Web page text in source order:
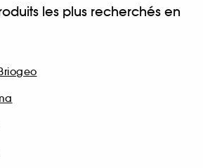
les plus recherchés en